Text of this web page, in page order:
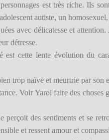
est très riche. Ils
autiste, un
avec délicatesse et
détresse.
est cette lente évolution du
trop naïve et meurtrie par son
Voir Yarol faire des
perçoit des sentiments et se
et ressent amour et